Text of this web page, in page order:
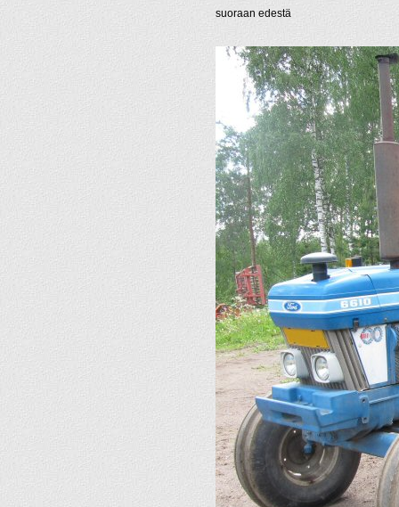
suoraan edestä